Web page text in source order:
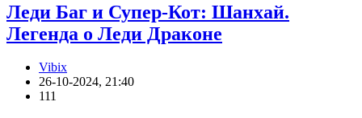
Леди Баг и Супер-Кот: Шанхай.
Легенда о Леди Драконе
Vibix
26-10-2024, 21:40
111